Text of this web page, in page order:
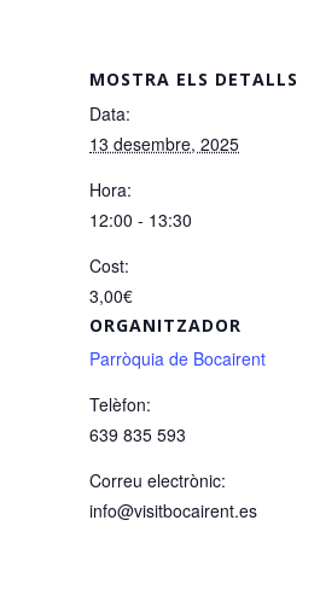
MOSTRA ELS DETALLS
Data:
13 desembre, 2025
Hora:
12:00 - 13:30
Cost:
3,00€
ORGANITZADOR
Parròquia de Bocairent
Telèfon:
639 835 593
Correu electrònic:
info@visitbocairent.es